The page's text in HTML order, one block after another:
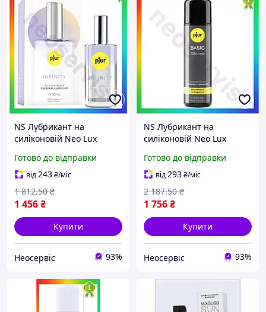
NS Лубрикант на
силіконовій Neo Lux
мастило для інтимної
близькості для пок 25Neo-
ss
Готово до відправки
від243₴/міс
1 456₴
1 812.50 ₴
Купити
Неосервіс 93%
NS Лубрикант на
силіконовій Neo Lux
мастило для масажу та
інтимної близькості
25Neo-ss
Готово до відправки
від293₴/міс
1 756₴
2 187.50 ₴
Купити
Неосервіс 93%